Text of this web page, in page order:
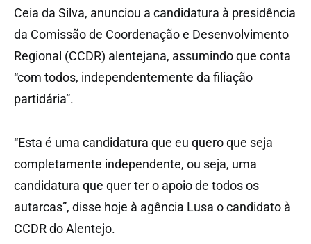
Ceia da Silva, anunciou a candidatura à presidência
da Comissão de Coordenação e Desenvolvimento
Regional (CCDR) alentejana, assumindo que conta
“com todos, independentemente da filiação
partidária”.
“Esta é uma candidatura que eu quero que seja
completamente independente, ou seja, uma
candidatura que quer ter o apoio de todos os
autarcas”, disse hoje à agência Lusa o candidato à
CCDR do Alentejo.